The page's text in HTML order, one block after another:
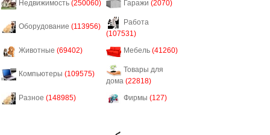
Недвижимость (250060) Гаражи (2070)
Оборудование (113956)
Работа
(107531)
Животные (69402) Мебель (41260)
Компьютеры (109575)
Товары для
дома (22818)
Разное (148985) Фирмы (127)